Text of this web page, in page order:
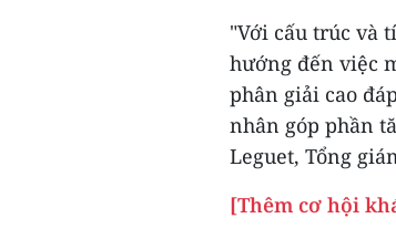
"Với cấu trúc và
hướng đến việc
phân giải cao
nhân góp phần
Leguet, Tổng
[Thêm cơ hội